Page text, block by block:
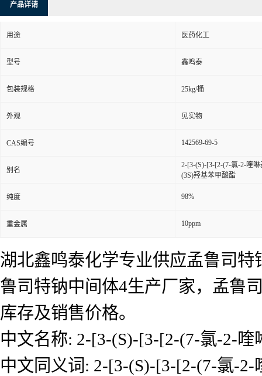
产品详请
用途 医药化工
型号 鑫鸣泰
包装规格 25kg/桶
外观 见实物
CAS编号 142569-69-5
别名
2-[3-(S)-[3-[2-(7-氯-2-喹
(3S)羟基苯甲酸酯
纯度 98%
重金属 10ppm
湖北鑫鸣泰化学专业供应孟鲁司
鲁司特钠中间体4生产厂家，孟鲁
库存及销售价格。
中文名称: 2-[3-(S)-[3-[2-(7-氯-2-
中文同义词: 2-[3-(S)-[3-[2-(7-氯-